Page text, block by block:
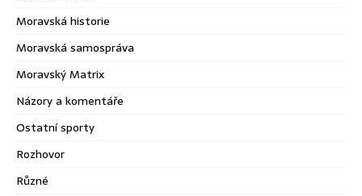
Moravská historie
Moravská samospráva
Moravský Matrix
Názory a komentáře
Ostatní sporty
Rozhovor
Různé